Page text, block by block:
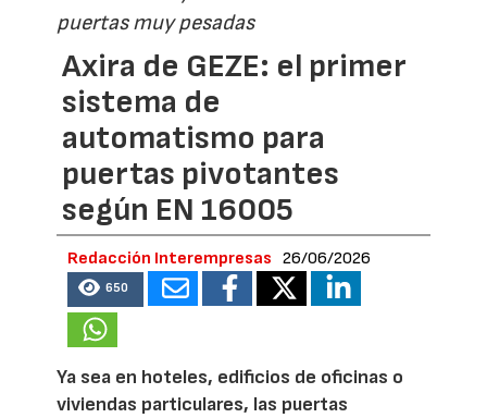
puertas muy pesadas
Axira de GEZE: el primer
sistema de
automatismo para
puertas pivotantes
según EN 16005
Redacción Interempresas 26/06/2026
650
Ya sea en hoteles, edificios de oficinas o
viviendas particulares, las puertas